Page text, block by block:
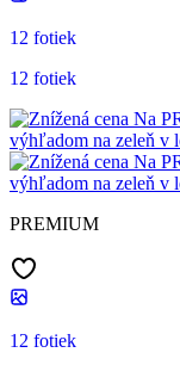
12 fotiek
12 fotiek
PREMIUM
12 fotiek